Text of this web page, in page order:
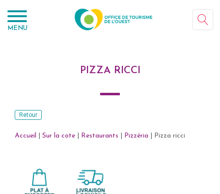
MENU
PIZZA RICCI
Retour
Accueil Sur la cote Restaurants Pizzéria Pizza ricci